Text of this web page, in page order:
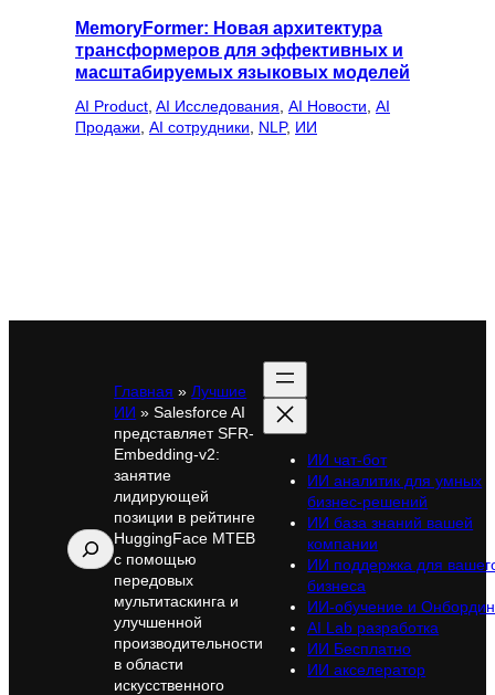
MemoryFormer: Новая архитектура
трансформеров для эффективных и
масштабируемых языковых моделей
AI Product AI Исследования AI Новости AI
Продажи AI сотрудники NLP, ИИ
Поиск
Главная » Лучшие
ИИ » Salesforce AI
представляет SFR-
Embedding-v2:
занятие
лидирующей
позиции в рейтинге
HuggingFace MTEB
с помощью
передовых
мультитаскинга и
улучшенной
производительности
в области
искусственного
ИИ чат-бот
ИИ аналитик для умных
бизнес-решений
ИИ база знаний вашей
компании
ИИ поддержка для
бизнеса
ИИ-обучение и
AI Lab разработка
ИИ Бесплатно
ИИ акселератор